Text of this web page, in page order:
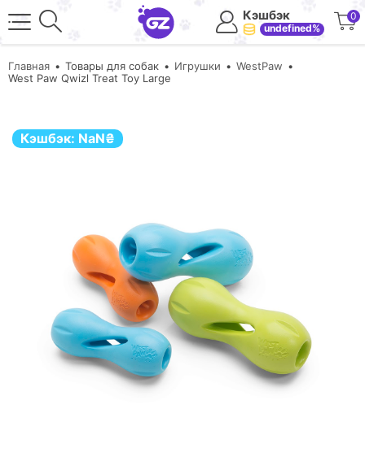
Кэшбэк
undefined%
0
Главная Товары для собак Игрушки
WestPaw
West Paw Qwizl Treat Toy Large
Кэшбэк: NaN₴